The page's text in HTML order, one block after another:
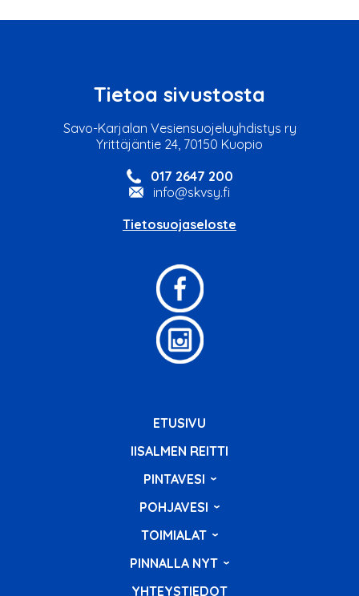
Tietoa sivustosta
Savo-Karjalan Vesiensuojeluyhdistys ry
Yrittäjäntie 24, 70150 Kuopio
017 2647 200
info@skvsy.fi
Tietosuojaseloste
ETUSIVU
IISALMEN REITTI
PINTAVESI
POHJAVESI
TOIMIALAT
PINNALLA NYT
YHTEYSTIEDOT